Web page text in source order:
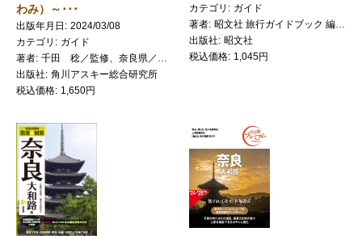
わみ）～･･･
出版年月日
2024/03/08
カテゴリ
ガイド
著者
出版社
角川アスキー総合研究所
税込価格
1,650円
カテゴリ
ガイド
著者
出版社
昭文社
税込価格
1,045円